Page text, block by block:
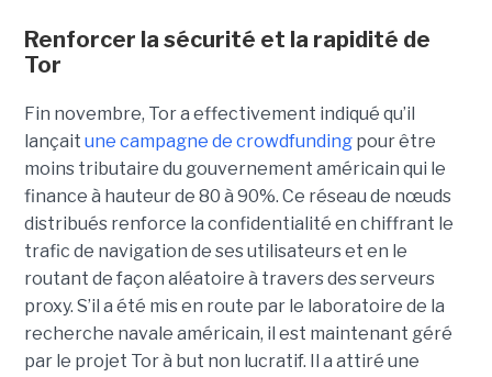
Renforcer la sécurité et la rapidité de
Tor
Fin novembre, Tor a effectivement indiqué qu’il
lançait une campagne de crowdfundingpour être
moins tributaire du gouvernement américain qui le
finance à hauteur de 80 à 90%. Ce réseau de nœuds
distribués renforce la confidentialité en chiffrant le
trafic de navigation de ses utilisateurs et en le
routant de façon aléatoire à travers des serveurs
proxy. S’il a été mis en route par le laboratoire de la
recherche navale américain, il est maintenant géré
par le projet Tor à but non lucratif. Il a attiré une